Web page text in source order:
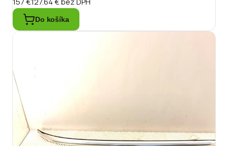
Do košíka